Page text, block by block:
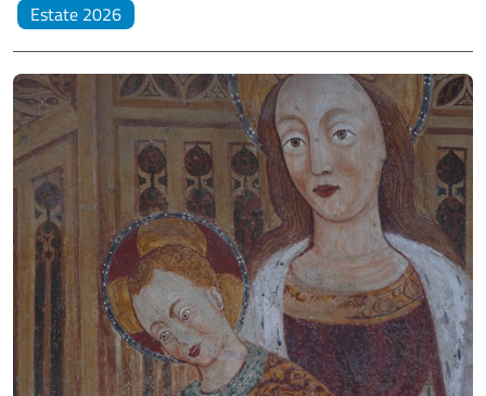
Estate 2026